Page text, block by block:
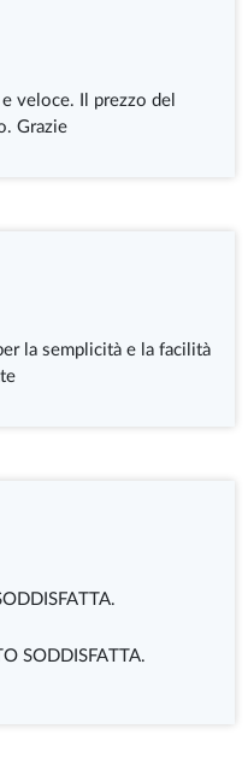
veloce. Il prezzo del
Grazie
la semplicità e la facilità
SODDISFATTA.